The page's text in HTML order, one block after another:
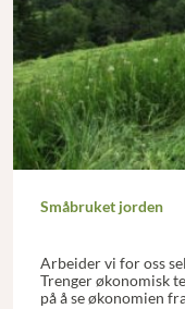
Småbruket jorden
Arbeider vi for oss
Trenger økonomisk
på å se økonomien